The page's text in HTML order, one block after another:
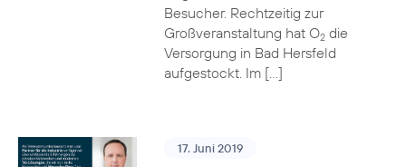
Besucher. Rechtzeitig zur
Großveranstaltung hat O2die
Versorgung in Bad Hersfeld
aufgestockt. Im […]
17. Juni 2019